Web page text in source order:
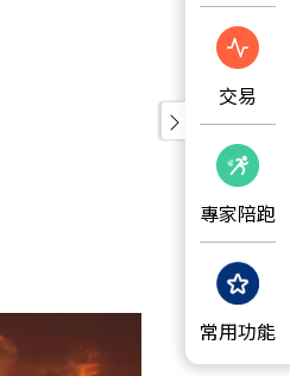
交易
專家陪跑
常用功能